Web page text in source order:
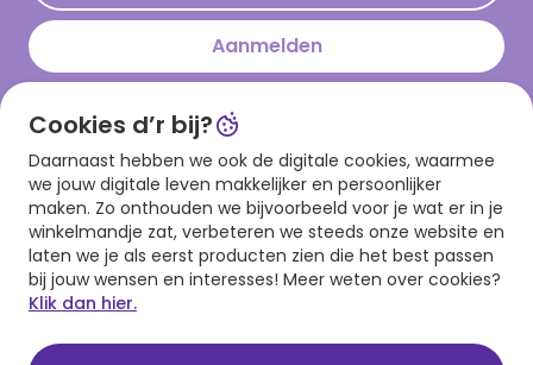
Hallmark en KinderpostzegelsAanmelden
Download onze app
Cookies d’r bij?
Daarnaast hebben we ook de digitale cookies, waarmee
we jouw digitale leven makkelijker en persoonlijker
maken. Zo onthouden we bijvoorbeeld voor je wat er in je
winkelmandje zat, verbeteren we steeds onze website en
laten we je als eerst producten zien die het best passen
bij jouw wensen en interesses! Meer weten over cookies?
Klik dan hier.